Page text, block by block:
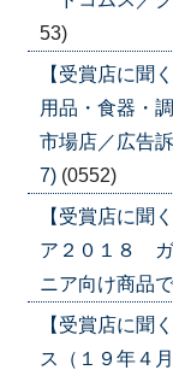
53)
【受賞店に
用品・食器・
市場店／広告
7) (0552)
【受賞店に聞
ア２０１８ ガ
ニア向け商品
【受賞店に聞
ス（１９年４